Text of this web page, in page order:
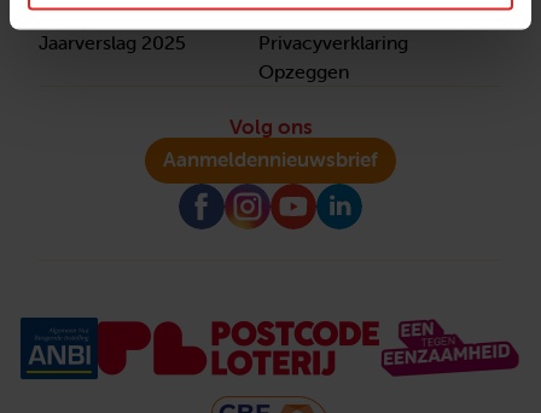
Pers en media
Jaarverslag 2025
Klachtenprocedure
Privacyverklaring
Opzeggen
Volg ons
Aanmeldennieuwsbrief